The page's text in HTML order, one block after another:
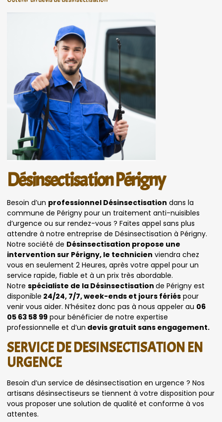
Désinsectisation Périgny
Besoin d’un professionnel Désinsectisation dans la
commune de Périgny pour un traitement anti-nuisibles
d’urgence ou sur rendez-vous ? Faites appel sans plus
attendre à notre entreprise de Désinsectisation à Périgny.
Notre société de Désinsectisation propose une
intervention sur Périgny, le technicien viendra chez
vous en seulement 2 Heures, après votre appel pour un
service rapide, fiable et à un prix très abordable.
Notre spécialiste de la Désinsectisation de Périgny est
disponible 24/24, 7/7, week-ends et jours fériés pour
venir vous aider. N’hésitez donc pas à nous appeler au 06
05 63 58 99 pour bénéficier de notre expertise
professionnelle et d’un devis gratuit sans engagement.
SERVICE DE DESINSECTISATION EN
URGENCE
Besoin d’un service de désinsectisation en urgence ? Nos
artisans désinsectiseurs se tiennent à votre disposition pour
vous proposer une solution de qualité et conforme à vos
attentes.